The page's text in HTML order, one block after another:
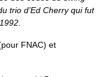
trio d’Ed Cherry qui fut
FNAC) et